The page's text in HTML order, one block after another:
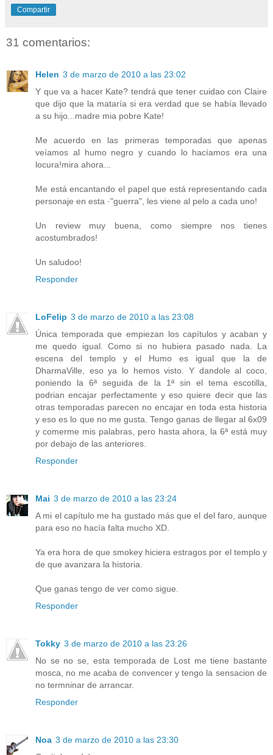
Compartir
31 comentarios:
Helen 3 de marzo de 2010 a las 23:02
Y que va a hacer Kate? tendrá que tener cuidao con Claire
que dijo que la mataría si era verdad que se había llevado
a su hijo...madre mia pobre Kate!
Me acuerdo en las primeras temporadas que apenas
veíamos al humo negro y cuando lo hacíamos era una
locura!mira ahora...
Me está encantando el papel que está representando cada
personaje en esta ·"guerra", les viene al pelo a cada uno!
Un review muy buena, como siempre nos tienes
acostumbrados!
Un saludoo!
Responder
LoFelip 3 de marzo de 2010 a las 23:08
Única temporada que empiezan los capítulos y acaban y
me quedo igual. Como si no hubiera pasado nada. La
escena del templo y el Humo es igual que la de
DharmaVille, eso ya lo hemos visto. Y dandole al coco,
poniendo la 6ª seguida de la 1ª sin el tema escotilla,
podrian encajar perfectamente y eso quiere decir que las
otras temporadas parecen no encajar en toda esta historia
y eso es lo que no me gusta. Tengo ganas de llegar al 6x09
y comerme mis palabras, pero hasta ahora, la 6ª está muy
por debajo de las anteriores.
Responder
Mai 3 de marzo de 2010 a las 23:24
A mi el capítulo me ha gustado más que el del faro, aunque
para eso no hacía falta mucho XD.
Ya era hora de que smokey hiciera estragos por el templo y
de que avanzara la historia.
Que ganas tengo de ver como sigue.
Responder
Tokky 3 de marzo de 2010 a las 23:26
No se no se, esta temporada de Lost me tiene bastante
mosca, no me acaba de convencer y tengo la sensacion de
no termninar de arrancar.
Responder
Noa 3 de marzo de 2010 a las 23:30